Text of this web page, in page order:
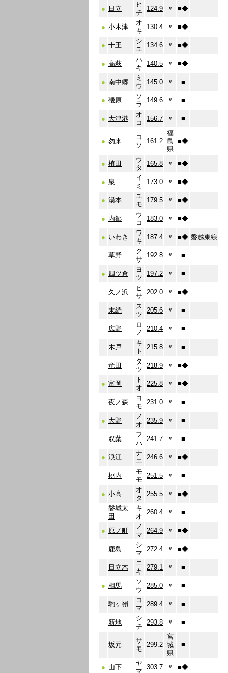
● 日立
ヒ
チ
124.9 〃 ■◆
● 小木津
オ
キ
130.4 〃 ■◆
● 十王
シ
ユ
134.6 〃 ■◆
● 高萩
ハ
キ
140.5 〃 ■◆
● 南中郷
ミ
ウ
145.0 〃 ■
● 磯原
ソ
ラ
149.6 〃 ■
● 大津港
オ
コ
156.7 〃 ■
● 勿来
コ
ソ
161.2
福
島
県
■◆
● 植田
ウ
タ
165.8 〃 ■◆
● 泉
イ
ミ
173.0 〃 ■◆
● 湯本
ユ
モ
179.5 〃 ■◆
● 内郷
ウ
コ
183.0 〃 ■◆
● いわき
ワ
キ
187.4 〃 ■◆ 磐越東線
草野
ク
サ
192.8 〃 ■
● 四ツ倉
ヨ
ツ
197.2 〃 ■
久ノ浜
ヒ
サ
202.0 〃 ■◆
末続
ス
ツ
205.6 〃 ■
広野
ロ
ノ
210.4 〃 ■
木戸
キ
ト
215.8 〃 ■
竜田
タ
ツ
218.9 〃 ■◆
● 富岡
ト
オ
225.8 〃 ■◆
夜ノ森
ヨ
モ
231.0 〃 ■
● 大野
ノ
オ
235.9 〃 ■
双葉
フ
ハ
241.7 〃 ■
● 浪江
ナ
エ
246.6 〃 ■◆
桃内
モ
モ
251.5 〃 ■
● 小高
オ
タ
255.5 〃 ■◆
磐城太
田
キ
オ
260.4 〃 ■
● 原ノ町
ノ
マ
264.9 〃 ■◆
鹿島
シ
マ
272.4 〃 ■◆
日立木
ニ
キ
279.1 〃 ■
● 相馬
ソ
ウ
285.0 〃 ■
駒ヶ嶺
コ
マ
289.4 〃 ■
新地
シ
チ
293.8 〃 ■
坂元
サ
モ
299.2
宮
城
県
■
● 山下
ヤ
マ
303.7 〃 ■◆